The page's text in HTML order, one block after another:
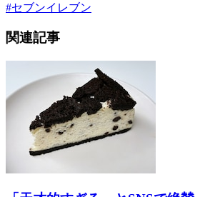
#セブンイレブン
関連記事